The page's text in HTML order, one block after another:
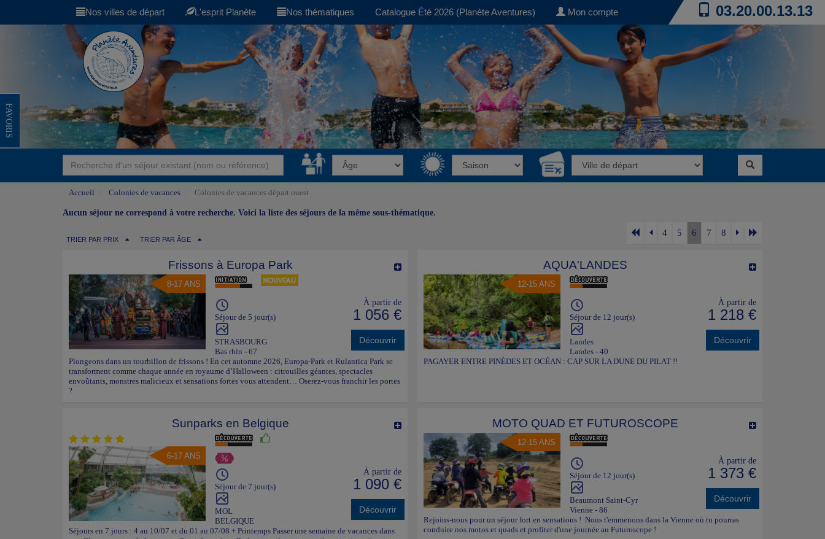
Nos villes de départ L'esprit Planète Nos thématiques Catalogue Été 2026 (Planète Aventures) Mon compte 03.20.00.13.13
FAVORIS
Accueil Colonies de vacances Colonies de vacances départ ouest
Aucun séjour ne correspond à votre recherche. Voici la liste des séjours de la même sous-thématique.
TRIER PAR PRIX TRIER PAR ÂGE
4 5 6 7 8
Frissons à Europa Park
8-17 ANS
Séjour de 5 jour(s)
STRASBOURG
Bas rhin - 67
À partir de
1 056 €
Découvrir
Plongeons dans un tourbillon de frissons ! En cet automne 2026, Europa-Park et Rulantica Park se
transforment comme chaque année en royaume d’Halloween : citrouilles géantes, spectacles
envoûtants, monstres malicieux et sensations fortes vous attendent… Oserez-vous franchir les portes
?
AQUA'LANDES
12-15 ANS
Séjour de 12 jour(s)
Landes
Landes - 40
À partir de
1 218 €
Découvrir
PAGAYER ENTRE PINÈDES ET OCÉAN : CAP SUR LA DUNE DU PILAT !!
Sunparks en Belgique
6-17 ANS
Séjour de 7 jour(s)
MOL
BELGIQUE
À partir de
1 090 €
Découvrir
Séjours en 7 jours : 4 au 10/07 et du 01 au 07/08 + Printemps Passer une semaine de vacances dans
MOTO QUAD ET FUTUROSCOPE
12-15 ANS
Séjour de 12 jour(s)
Beaumont Saint-Cyr
Vienne - 86
À partir de
1 373 €
Découvrir
Rejoins-nous pour un séjour fort en sensations ! Nous t'emmenons dans la Vienne où tu pourras
conduire nos motos et quads et profiter d'une journée au Futuroscope !